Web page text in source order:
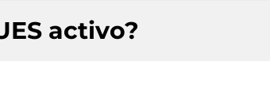
activo?